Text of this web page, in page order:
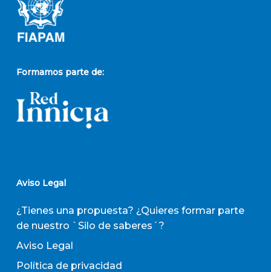
Formamos parte de:
Aviso Legal
¿Tienes una propuesta? ¿Quieres formar parte
de nuestro `Silo de saberes´?
Aviso Legal
Política de privacidad